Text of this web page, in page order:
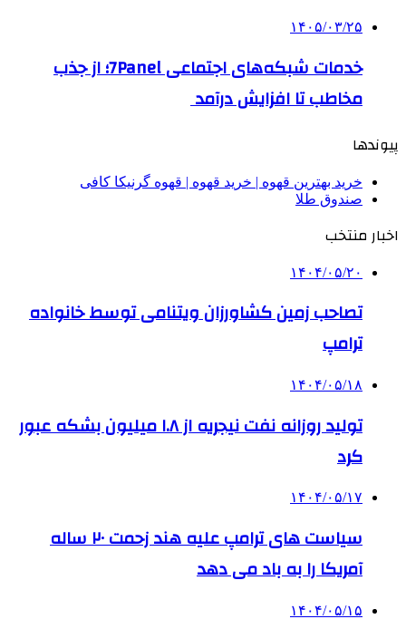
۱۴۰۵/۰۳/۲۵
خدمات شبکه‌های اجتماعی 7Panel؛ از جذب
مخاطب تا افزایش درآمد
پیوندها
خرید بهترین قهوه | خرید قهوه | قهوه گرنیکا کافی
صندوق طلا
اخبار منتخب
۱۴۰۴/۰۵/۲۰
تصاحب زمین کشاورزان ویتنامی توسط خانواده
ترامپ
۱۴۰۴/۰۵/۱۸
تولید روزانه نفت نیجریه از ۱.۸ میلیون بشکه عبور
کرد
۱۴۰۴/۰۵/۱۷
سیاست های ترامپ علیه هند زحمت ۲۰ ساله
آمریکا را به باد می دهد
۱۴۰۴/۰۵/۱۵